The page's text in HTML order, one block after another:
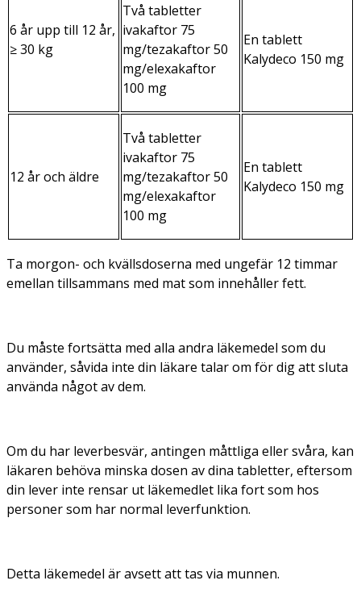
6 år upp till 12 år,
≥ 30 kg
Två tabletter
ivakaftor 75
mg/tezakaftor 50
mg/elexakaftor
100 mg
En tablett
Kalydeco 150 mg
12 år och äldre
Två tabletter
ivakaftor 75
mg/tezakaftor 50
mg/elexakaftor
100 mg
En tablett
Kalydeco 150 mg
Ta morgon- och kvällsdoserna med ungefär 12 timmar
emellan tillsammans med mat som innehåller fett.
Du måste fortsätta med alla andra läkemedel som du
använder, såvida inte din läkare talar om för dig att sluta
använda något av dem.
Om du har leverbesvär, antingen måttliga eller svåra, kan
läkaren behöva minska dosen av dina tabletter, eftersom
din lever inte rensar ut läkemedlet lika fort som hos
personer som har normal leverfunktion.
Detta läkemedel är avsett att tas via munnen.